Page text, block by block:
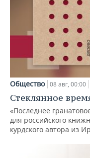
Общество 08 авг, 00:00
Стеклянное
«Последнее
для российского
курдского автора из